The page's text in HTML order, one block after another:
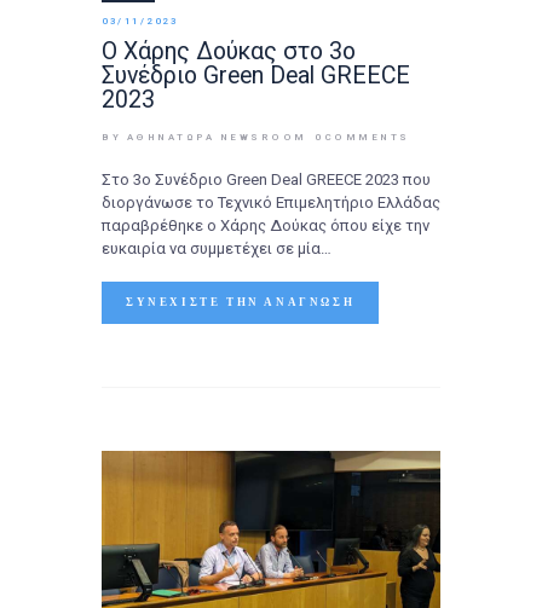
03/11/2023
Ο Χάρης Δούκας στο 3ο
Συνέδριο Green Deal GREECE
2023
BY ΑΘΉΝΑΤΩΡΑ NEWSROOM 0 COMMENTS
Στο 3ο Συνέδριο Green Deal GREECE 2023 που
διοργάνωσε το Τεχνικό Επιμελητήριο Ελλάδας
παραβρέθηκε ο Χάρης Δούκας όπου είχε την
ευκαιρία να συμμετέχει σε μία…
ΣΥΝΕΧΊΣΤΕ ΤΗΝ ΑΝΆΓΝΩΣΗ